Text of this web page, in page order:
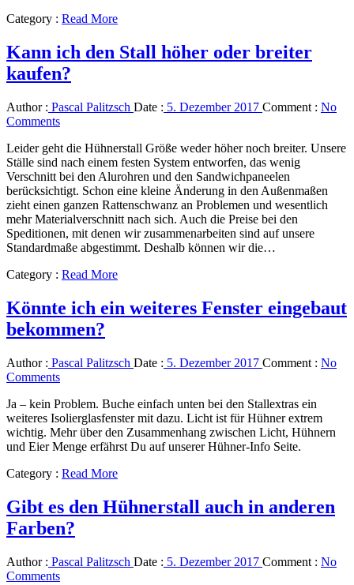
Category : Read More
Kann ich den Stall höher oder breiter
kaufen?
Author : Pascal Palitzsch Date : 5. Dezember 2017 Comment : No
Comments
Leider geht die Hühnerstall Größe weder höher noch breiter. Unsere
Ställe sind nach einem festen System entworfen, das wenig
Verschnitt bei den Alurohren und den Sandwichpaneelen
berücksichtigt. Schon eine kleine Änderung in den Außenmaßen
zieht einen ganzen Rattenschwanz an Problemen und wesentlich
mehr Materialverschnitt nach sich. Auch die Preise bei den
Speditionen, mit denen wir zusammenarbeiten sind auf unsere
Standardmaße abgestimmt. Deshalb können wir die…
Category : Read More
Könnte ich ein weiteres Fenster eingebaut
bekommen?
Author : Pascal Palitzsch Date : 5. Dezember 2017 Comment : No
Comments
Ja – kein Problem. Buche einfach unten bei den Stallextras ein
weiteres Isolierglasfenster mit dazu. Licht ist für Hühner extrem
wichtig. Mehr über den Zusammenhang zwischen Licht, Hühnern
und Eier Menge erfährst Du auf unserer Hühner-Info Seite.
Category : Read More
Gibt es den Hühnerstall auch in anderen
Farben?
Author : Pascal Palitzsch Date : 5. Dezember 2017 Comment : No
Comments